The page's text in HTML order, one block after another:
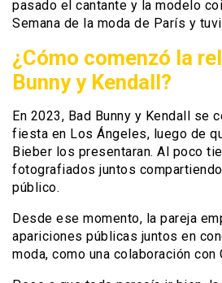
pasado el cantante y la modelo
Semana de la moda de París y
¿Cómo comenzó la
Bunny y Kendall?
En 2023, Bad Bunny y Kendall se
fiesta en Los Ángeles, luego de
Bieber los presentaran. Al poco
fotografiados juntos
público.
Desde ese momento, la pareja
apariciones públicas juntos en
moda, como una colaboración con